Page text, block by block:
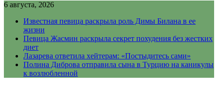
6 августа, 2026
Известная певица раскрыла роль Димы Билана в ее
жизни
Певица Жасмин раскрыла секрет похудения без жестких
диет
Лазарева ответила хейтерам: «Постыдитесь сами»
Полина Диброва отправила сына в Турцию на каникулы
к возлюбленной